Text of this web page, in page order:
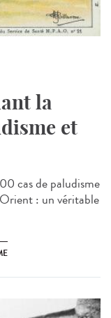
la
et
cas de paludisme
: un véritable